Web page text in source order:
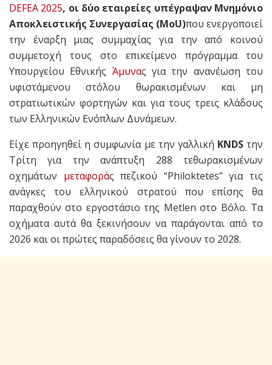
DEFEA 2025, οι δύο εταιρείες υπέγραψαν Μνημόνιο
Αποκλειστικής Συνεργασίας (MoU)που ενεργοποιεί
την έναρξη μιας συμμαχίας για την από κοινού
συμμετοχή τους στο επικείμενο πρόγραμμα του
Υπουργείου Εθνικής Άμυνας για την ανανέωση του
υφιστάμενου στόλου θωρακισμένων και μη
στρατιωτικών φορτηγών και για τους τρεις κλάδους
των Ελληνικών Ενόπλων Δυνάμεων.
Είχε προηγηθεί η συμφωνία με την γαλλική KNDSτην
Τρίτη για την ανάπτυξη 288 τεθωρακισμένων
οχημάτων μεταφοράς πεζικού “Philoktetes” για τις
ανάγκες του ελληνικού στρατού που επίσης θα
παραχθούν στο εργοστάσιο της Metlen στο Βόλο. Τα
οχήματα αυτά θα ξεκινήσουν να παράγονται από το
2026 και οι πρώτες παραδόσεις θα γίνουν το 2028.